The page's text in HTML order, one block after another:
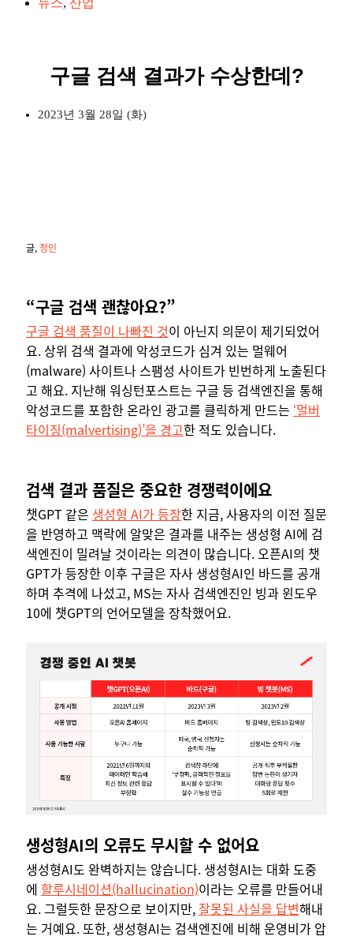
구글 검색 결과가 수상한데?
2023년 3월 28일 (화)
글, 정인
“구글 검색 괜찮아요?”
구글 검색 품질이 나빠진 것이 아닌지 의문이 제기되었어
요. 상위 검색 결과에 악성코드가 심겨 있는 멀웨어
(malware) 사이트나 스팸성 사이트가 빈번하게 노출된다
고 해요. 지난해 워싱턴포스트는 구글 등 검색엔진을 통해
악성코드를 포함한 온라인 광고를 클릭하게 만드는 ‘멀버
타이징(malvertising)’을 경고한 적도 있습니다.
검색 결과 품질은 중요한 경쟁력이에요
챗GPT 같은 생성형 AI가 등장한 지금, 사용자의 이전 질문
을 반영하고 맥락에 알맞은 결과를 내주는 생성형 AI에 검
색엔진이 밀려날 것이라는 의견이 많습니다. 오픈AI의 챗
GPT가 등장한 이후 구글은 자사 생성형AI인 바드를 공개
하며 추격에 나섰고, MS는 자사 검색엔진인 빙과 윈도우
10에 챗GPT의 언어모델을 장착했어요.
생성형AI의 오류도 무시할 수 없어요
생성형AI도 완벽하지는 않습니다. 생성형AI는 대화 도중
에 할루시네이션(hallucination)이라는 오류를 만들어내
요. 그럴듯한 문장으로 보이지만,잘못된 사실을 답변해내
는 거예요. 또한, 생성형AI는 검색엔진에 비해 운영비가 압